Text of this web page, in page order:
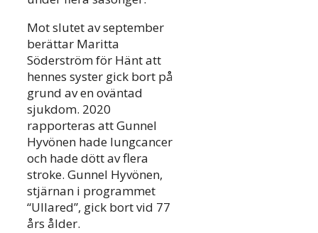
Mot slutet av september
berättar Maritta
Söderström för Hänt att
hennes syster gick bort på
grund av en oväntad
sjukdom. 2020
rapporteras att Gunnel
Hyvönen hade lungcancer
och hade dött av flera
stroke. Gunnel Hyvönen,
stjärnan i programmet
“Ullared”, gick bort vid 77
års ålder.